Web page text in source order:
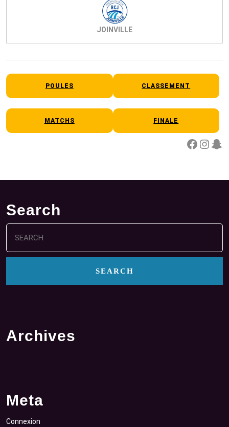
JOINVILLE
POULES CLASSEMENT
MATCHS FINALE
Facebook InstagramSnapchat
Search
Search
for:
Archives
Meta
Connexion